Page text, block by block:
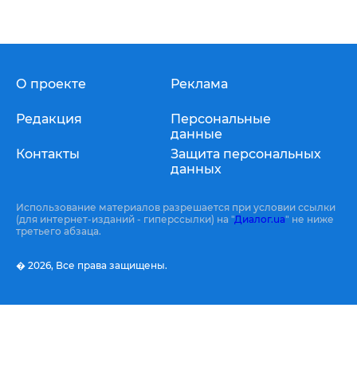
О проекте
Редакция
Контакты
Реклама
Персональные
данные
Защита персональных
данных
Использование материалов разрешается при условии ссылки
(для интернет-изданий - гиперссылки) на "Диалог.ua" не ниже
третьего абзаца.
� 2026, Все права защищены.